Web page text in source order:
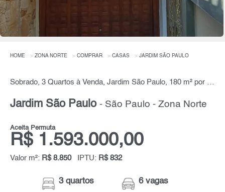
HOME ZONA NORTE COMPRAR CASAS JARDIM SÃO PAULO
Sobrado, 3 Quartos à Venda, Jardim São Paulo, 180 m² por R$ 1.593.000,00
Jardim São Paulo - São Paulo - Zona Norte
Aceita Permuta
R$ 1.593.000,00
Valor m²: R$ 8.850 IPTU: R$ 832
3 quartos 6 vagas